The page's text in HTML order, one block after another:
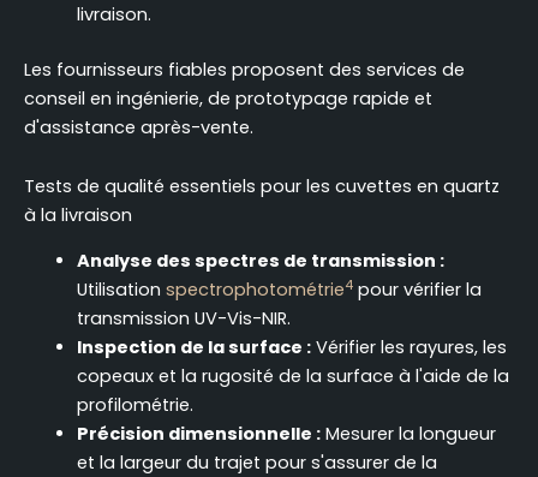
livraison.
Les fournisseurs fiables proposent des services de
conseil en ingénierie, de prototypage rapide et
d'assistance après-vente.
Tests de qualité essentiels pour les cuvettes en quartz
à la livraison
Analyse des spectres de transmission :
Utilisation spectrophotométrie4pour vérifier la
transmission UV-Vis-NIR.
Inspection de la surface :Vérifier les rayures, les
copeaux et la rugosité de la surface à l'aide de la
profilométrie.
Précision dimensionnelle :Mesurer la longueur
et la largeur du trajet pour s'assurer de la